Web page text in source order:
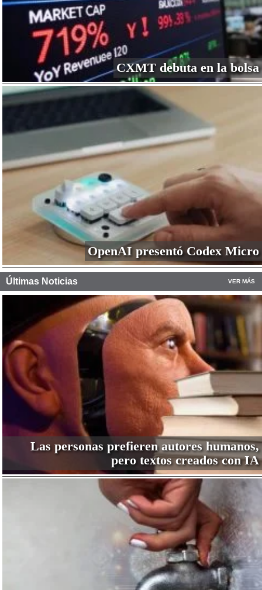
CXMT debuta en la bolsa
OpenAI presentó Codex Micro
Últimas Noticias VER MÁS
Las personas prefieren autores humanos,
pero textos creados con IA